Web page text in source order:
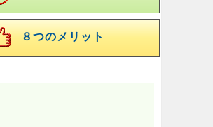
８つのメリット